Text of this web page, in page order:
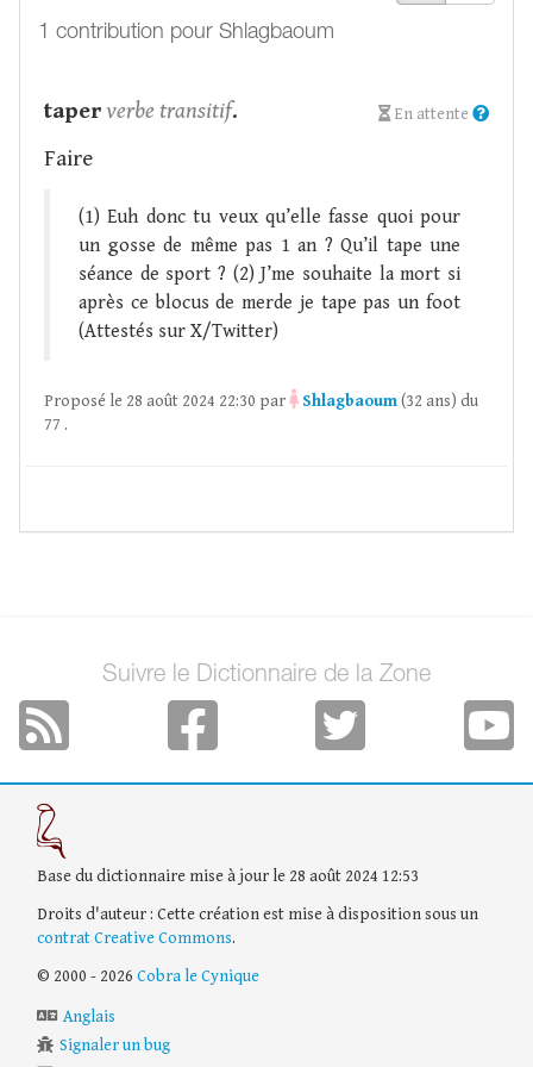
1 contribution pour Shlagbaoum
En attente
taperverbe transitif.
Faire
(1) Euh donc tu veux qu’elle fasse quoi pour
un gosse de même pas 1 an ? Qu’il tape une
séance de sport ? (2) J’me souhaite la mort si
après ce blocus de merde je tape pas un foot
(Attestés sur X/Twitter)
Proposé le 28 août 2024 22:30 par Shlagbaoum(32 ans) du
77 .
Suivre le Dictionnaire de la Zone
Base du dictionnaire mise à jour le 28 août 2024 12:53
Droits d'auteur : Cette création est mise à disposition sous un
contrat Creative Commons.
© 2000 - 2026 Cobra le Cynique
Anglais
Signaler un bug